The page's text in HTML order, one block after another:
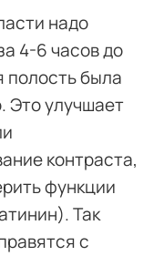
надо
4-6 часов до
была
Это улучшает
контраста,
функции
Так
с